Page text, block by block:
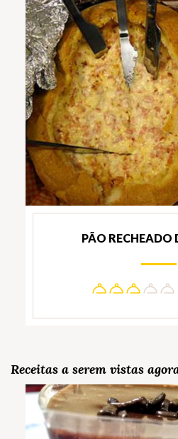
PÃO RECHEADO
Receitas a serem vistas